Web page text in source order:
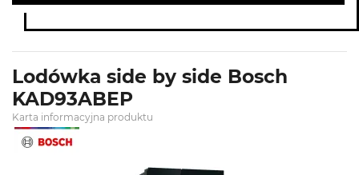
Lodówka side by side Bosch
KAD93ABEP
Karta informacyjna produktu